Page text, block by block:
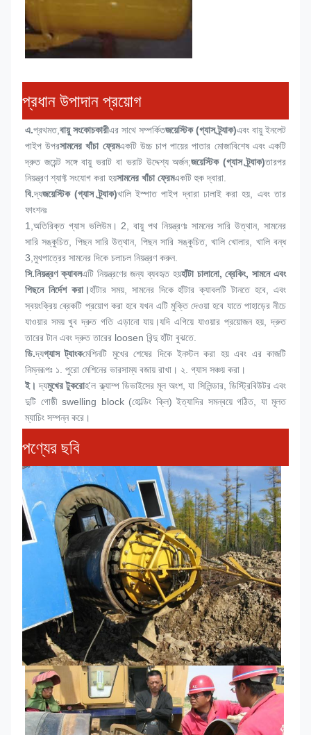
প্রধান উপাদান প্রয়োগ
এ.প্রথমত,বায়ু সংকোচকারীএর সাথে সম্পর্কিতজয়েস্টিক (গ্যাস ট্র্যাক)এবং বায়ু ইনলেট
পাইপ উপরসামনের খাঁচা ফ্রেমএকটি উচ্চ চাপ পায়ের পাতার মোজাবিশেষ এবং একটি
দ্রুত জয়েন্ট সঙ্গে বায়ু ভরাট বা ভরাট উদ্দেশ্য অর্জন;জয়েস্টিক (গ্যাস ট্র্যাক)তারপর
নিয়ন্ত্রণ শ্যাফ্ট সংযোগ করা হয়সামনের খাঁচা ফ্রেমএকটি হুক দ্বারা.
বি.দ্যজয়েস্টিক (গ্যাস ট্র্যাক)খালি ইস্পাত পাইপ দ্বারা ঢালাই করা হয়, এবং তার
ফাংশনঃ
1, অতিরিক্ত গ্যাস ভলিউম। 2, বায়ু পথ নিয়ন্ত্রণঃ সামনের সারি উত্থান, সামনের
সারি সঙ্কুচিত, পিছন সারি উত্থান, পিছন সারি সঙ্কুচিত, খালি খোলার, খালি বন্ধ
3,মুখপাত্রের সামনের দিকে চলাচল নিয়ন্ত্রণ করুন.
সি.নিয়ন্ত্রণ ক্যাবলএটি নিয়ন্ত্রণের জন্য ব্যবহৃত হয়হাঁটা চালানো, ব্রেকিং, সামনে এবং
পিছনে নির্দেশ করা।হাঁটার সময়, সামনের দিকে হাঁটার ক্যাবলটি টানতে হবে, এবং
স্বয়ংক্রিয় ব্রেকটি প্রয়োগ করা হবে যখন এটি মুক্তি দেওয়া হবে যাতে পাহাড়ের নীচে
যাওয়ার সময় খুব দ্রুত গতি এড়ানো যায়।যদি এগিয়ে যাওয়ার প্রয়োজন হয়, দ্রুত
তারের টান এবং দ্রুত তারের loosen বিন্দু হাঁটা বুঝতে.
ডি.দ্যগ্যাস ট্যাংকমেশিনটি মুখের শেষের দিকে ইনস্টল করা হয় এবং এর কাজটি
নিম্নরূপঃ ১. পুরো মেশিনের ভারসাম্য বজায় রাখা। ২. গ্যাস সঞ্চয় করা।
ই। দ্যমুখের টুকরোহ'ল ক্ল্যাম্প ডিভাইসের মূল অংশ, যা সিলিন্ডার, ডিস্ট্রিবিউটর এবং
দুটি গোষ্ঠী swelling block (হোল্ডিং ক্লি) ইত্যাদির সমন্বয়ে গঠিত, যা মূলত
ম্যাচিং সম্পন্ন করে।
পণ্যের ছবি